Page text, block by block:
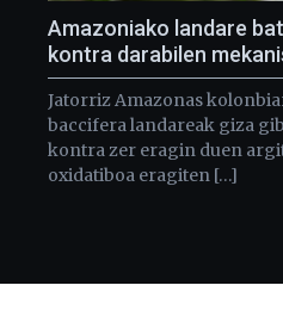
Amazoniako landare
kontra darabilen
Jatorriz Amazonas
baccifera landareak giza
kontra zer eragin duen
oxidatiboa eragiten […]